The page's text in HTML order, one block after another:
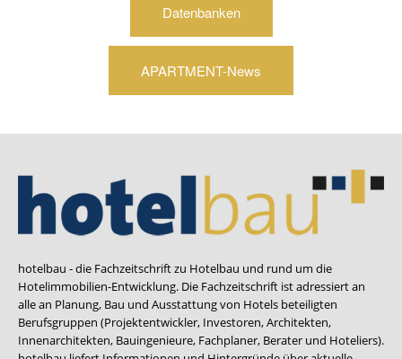
Datenbanken
APARTMENT-News
hotelbau - die Fachzeitschrift zu Hotelbau und rund um die
Hotelimmobilien-Entwicklung. Die Fachzeitschrift ist adressiert an
alle an Planung, Bau und Ausstattung von Hotels beteiligten
Berufsgruppen (Projektentwickler, Investoren, Architekten,
Innenarchitekten, Bauingenieure, Fachplaner, Berater und Hoteliers).